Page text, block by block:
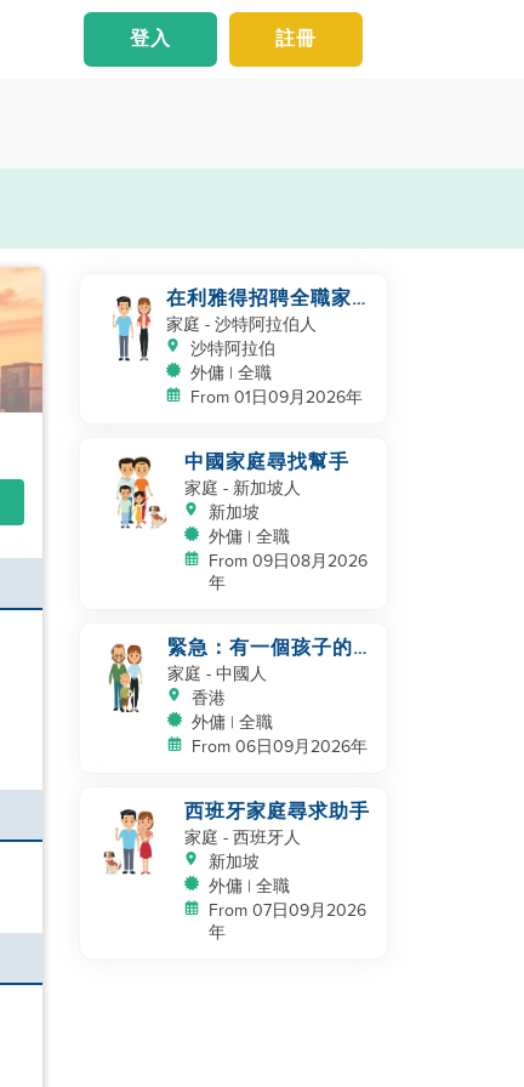
註冊
登入
在利雅得招聘全職家政
服務人員
家庭 - 沙特阿拉伯人
沙特阿拉伯
外傭 | 全職
From 01日09月2026年
中國家庭尋找幫手
家庭 - 新加坡人
新加坡
外傭 | 全職
From 09日08月2026
年
緊急：有一個孩子的工
作夫妻
家庭 - 中國人
香港
外傭 | 全職
From 06日09月2026年
西班牙家庭尋求助手
家庭 - 西班牙人
新加坡
外傭 | 全職
From 07日09月2026
年